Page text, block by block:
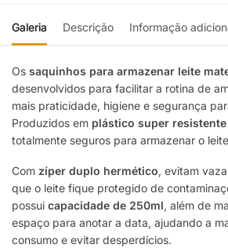
Galeria Descrição Informação
Os saquinhos para armazenar leite
desenvolvidos para facilitar a rotina de
mais praticidade, higiene e segurança
Produzidos em plástico super resistente
totalmente seguros para armazenar o
Com zíper duplo hermético, evitam
que o leite fique protegido de
possui capacidade de 250ml, além de
espaço para anotar a data, ajudando a
consumo e evitar desperdícios.